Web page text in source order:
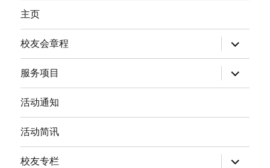
主页
校友会章程
expand
child
menu
服务项目
expand
child
menu
活动通知
活动简讯
校友专栏
expand